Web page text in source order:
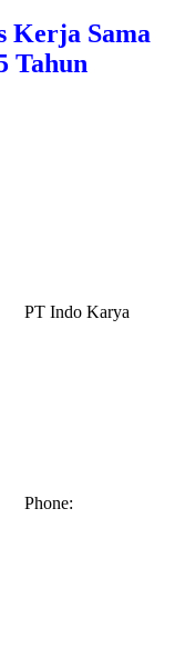
Kerja Sama
Tahun
PT Indo Karya
Phone: